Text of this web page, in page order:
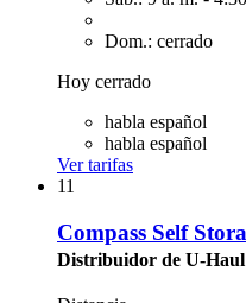
Dom.: cerrado
Hoy cerrado
habla español
habla español
Ver tarifas
11
Compass Self
Distribuidor de U-